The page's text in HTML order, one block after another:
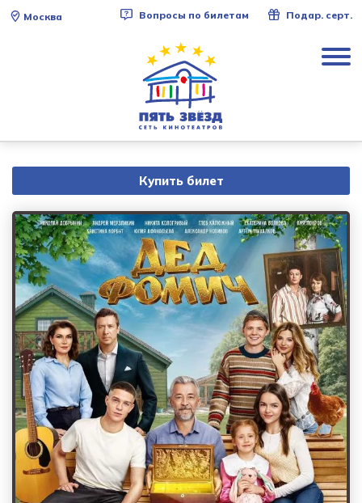
Москва Вопросы по билетам Подар. серт.
Купить билет